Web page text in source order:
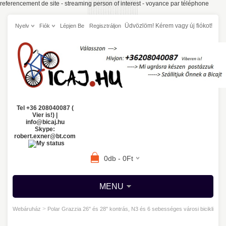
referencement de site - streaming person of interest- voyance par téléphone
Nyelv Fiók Üdvözlöm! Kérem
Lépjen Be vagy
Regisztráljon új fiókot!
Tel +36 208040087 (
Vier is!) |
info@bicaj.hu
Skype:
robert.exner@bt.com
0db - 0Ft
MENU
Webáruház > Polar Grazzia 26" és 28" kontrás, N3 és 6 sebességes városi bicikli